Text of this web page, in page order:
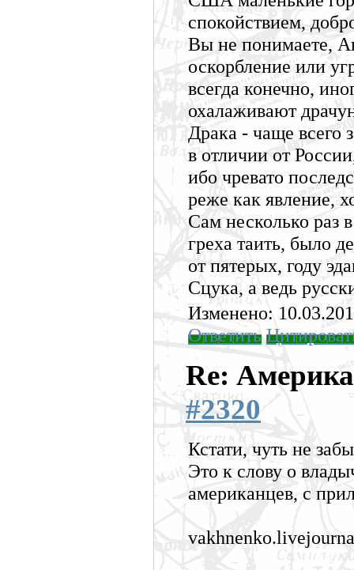
спокойствием,
Вы не понимаете,
оскорбление или
всегда конечно,
охалаживают
Драка - чаще всего
в отличии от
ибо чревато
реже как явление,
Сам несколько раз
греха таить, было
от пятерых, году
Сцука, а ведь
Изменено:
Ответить
Re:
#2320
Кстати, чуть не
Это к слову о
американцев, с